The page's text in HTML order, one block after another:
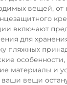
вещей, от
включают
для
пляжных
особенности,
материалы и
ваши вещи